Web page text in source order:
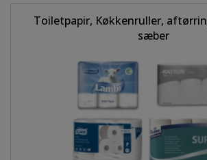
Toiletpapir, Køkkenruller,
sæber